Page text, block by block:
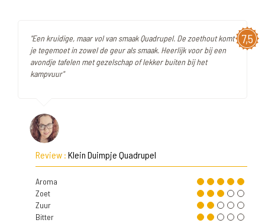
7,5
"Een kruidige, maar vol van smaak Quadrupel. De zoethout komt
je tegemoet in zowel de geur als smaak. Heerlijk voor bij een
avondje tafelen met gezelschap of lekker buiten bij het
kampvuur"
Review : Klein Duimpje Quadrupel
Aroma
Zoet
Zuur
Bitter